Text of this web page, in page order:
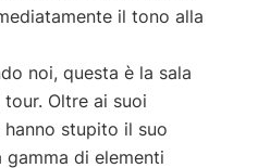
il tono alla
noi, questa è la sala
Oltre ai suoi
stupito il suo
di elementi